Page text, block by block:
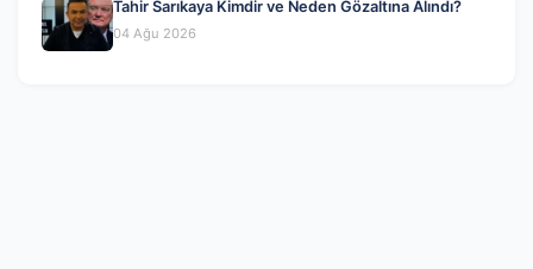
Tahir Sarıkaya Kimdir ve Neden Gözaltına Alındı?
04 Ağu 2026